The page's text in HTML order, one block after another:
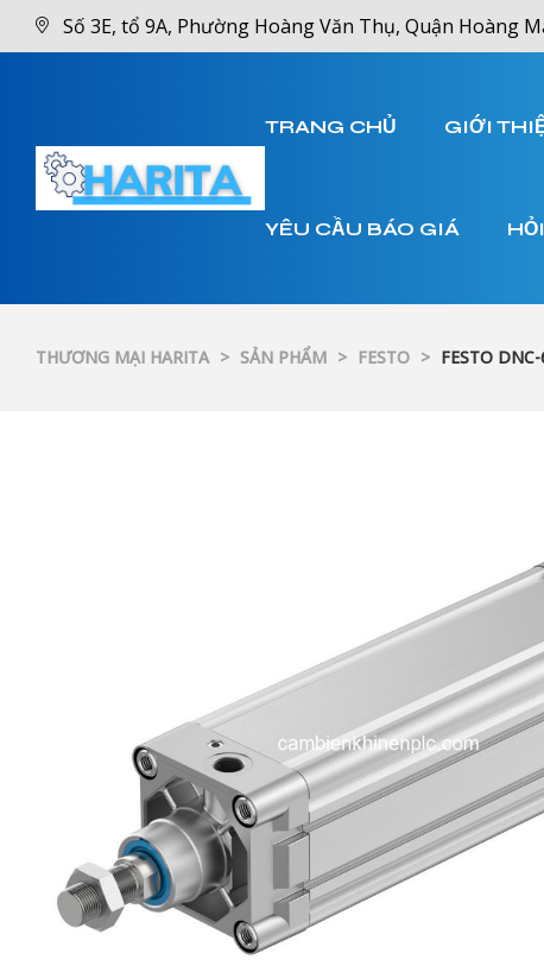
Số 3E, tổ 9A, Phường Hoàng Văn Thụ, Quận Hoàng
TRANG CHỦ GIỚI
YÊU CẦU BÁO GIÁ
THƯƠNG MẠI HARITA > SẢN PHẨM > FESTO > FESTO